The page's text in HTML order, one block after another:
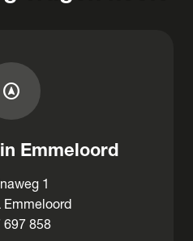
assistant_navigation
Emmeloord
1
Emmeloord
697 858